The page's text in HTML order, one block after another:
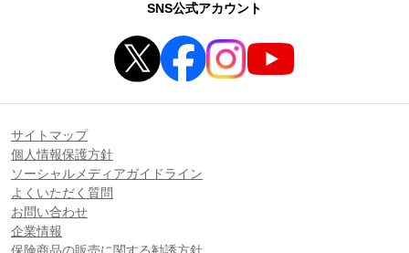
SNS公式アカウント
サイトマップ
個人情報保護方針
ソーシャルメディアガイドライン
よくいただく質問
お問い合わせ
企業情報